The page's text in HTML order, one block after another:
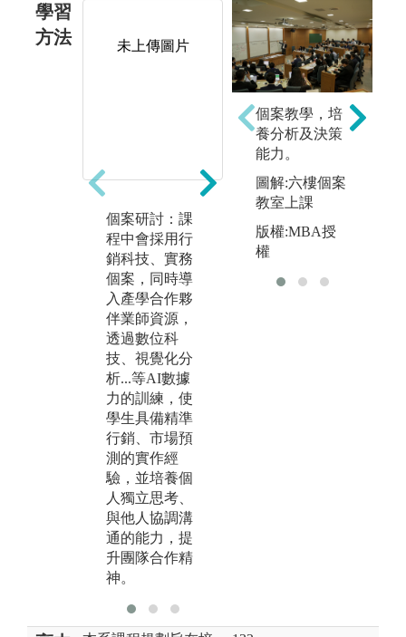
學習
方法
未上傳圖片
個案研討：課
程中會採用行
銷科技、實務
個案，同時導
入產學合作夥
伴業師資源，
透過數位科
技、視覺化分
析...等AI數據
力的訓練，使
學生具備精準
行銷、市場預
測的實作經
驗，並培養個
人獨立思考、
與他人協調溝
通的能力，提
升團隊合作精
神。
未上傳圖片
系專業課程邀
請產學合作夥
伴講師聯合授
個案教學，培
養分析及決策
能力。
圖解:六樓個案
教室上課
版權:MBA授
權